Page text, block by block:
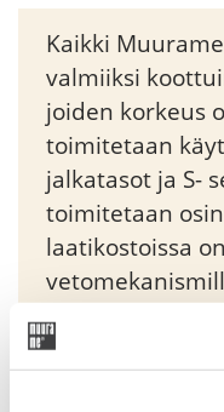
Kaikki
valmiiksi
joiden korkeus
toimitetaan
jalkatasot ja S-
toimitetaan
laatikostoissa
vaimennuksella
piiloliukukiskot.